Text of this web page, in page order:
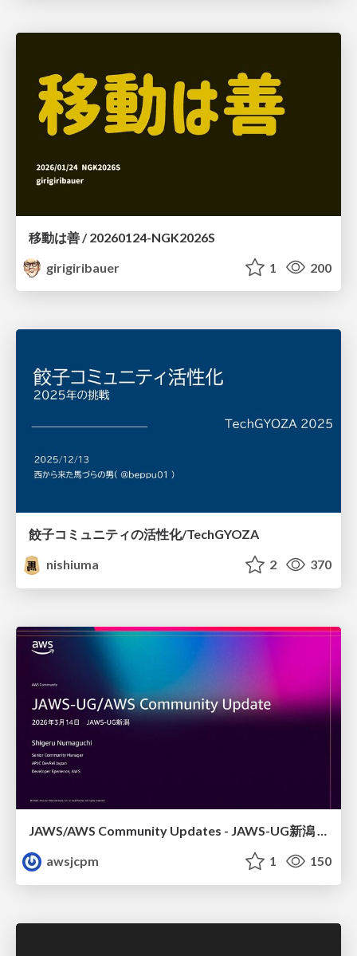
移動は善 / 20260124-NGK2026S
girigiribauer
1 200
餃子コミュニティの活性化/TechGYOZA
nishiuma
2 370
JAWS/AWS Community Updates - JAWS-UG新潟 #29
awsjcpm
1 150